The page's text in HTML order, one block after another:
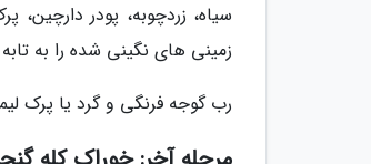
سیاه، زردچوبه، پودر
زمینی های نگینی شده را به
رب گوجه فرنگی و گرد یا پرک